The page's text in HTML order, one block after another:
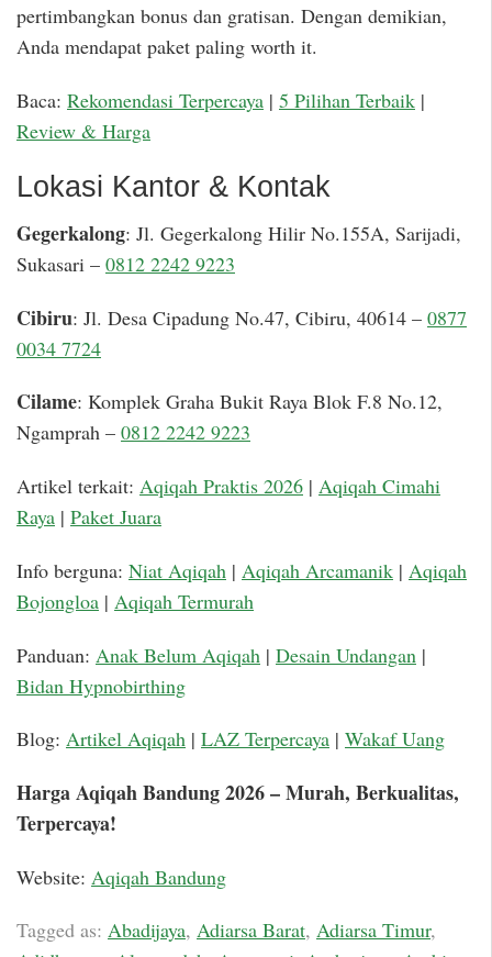
pertimbangkan bonus dan gratisan. Dengan demikian,
Anda mendapat paket paling worth it.
Baca: Rekomendasi Terpercaya | 5 Pilihan Terbaik |
Review & Harga
Lokasi Kantor & Kontak
Gegerkalong: Jl. Gegerkalong Hilir No.155A, Sarijadi,
Sukasari – 0812 2242 9223
Cibiru: Jl. Desa Cipadung No.47, Cibiru, 40614 – 0877
0034 7724
Cilame: Komplek Graha Bukit Raya Blok F.8 No.12,
Ngamprah – 0812 2242 9223
Artikel terkait: Aqiqah Praktis 2026 | Aqiqah Cimahi
Raya | Paket Juara
Info berguna: Niat Aqiqah | Aqiqah Arcamanik | Aqiqah
Bojongloa | Aqiqah Termurah
Panduan: Anak Belum Aqiqah | Desain Undangan |
Bidan Hypnobirthing
Blog: Artikel Aqiqah | LAZ Terpercaya | Wakaf Uang
Harga Aqiqah Bandung 2026 – Murah, Berkualitas,
Terpercaya!
Website: Aqiqah Bandung
Tagged as: Abadijaya, Adiarsa Barat, Adiarsa Timur,